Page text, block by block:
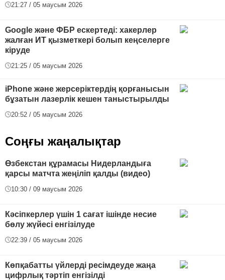
21:27 / 05 маусым 2026
Google және ФБР ескертеді: хакерлер
жалған ИТ қызметкері болып кеңселерге
кіруде
21:25 / 05 маусым 2026
iPhone және жерсеріктердің қорғанысын
бұзатын лазерлік кешен таныстырылды
20:52 / 05 маусым 2026
Соңғы жаңалықтар
Өзбекстан құрамасы Нидерландыға
қарсы матчта жеңіліп қалды (видео)
10:30 / 09 маусым 2026
Кәсіпкерлер үшін 1 сағат ішінде несие
бөлу жүйесі енгізілуде
22:39 / 05 маусым 2026
Көпқабатты үйлерді ресімдеуде жаңа
цифрлық тәртіп енгізілді